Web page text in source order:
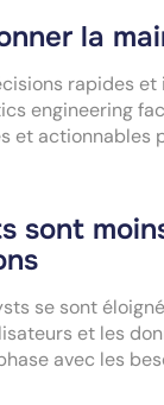
la
rapides
engineering
et actionnables
sont
se sont
et les
avec les